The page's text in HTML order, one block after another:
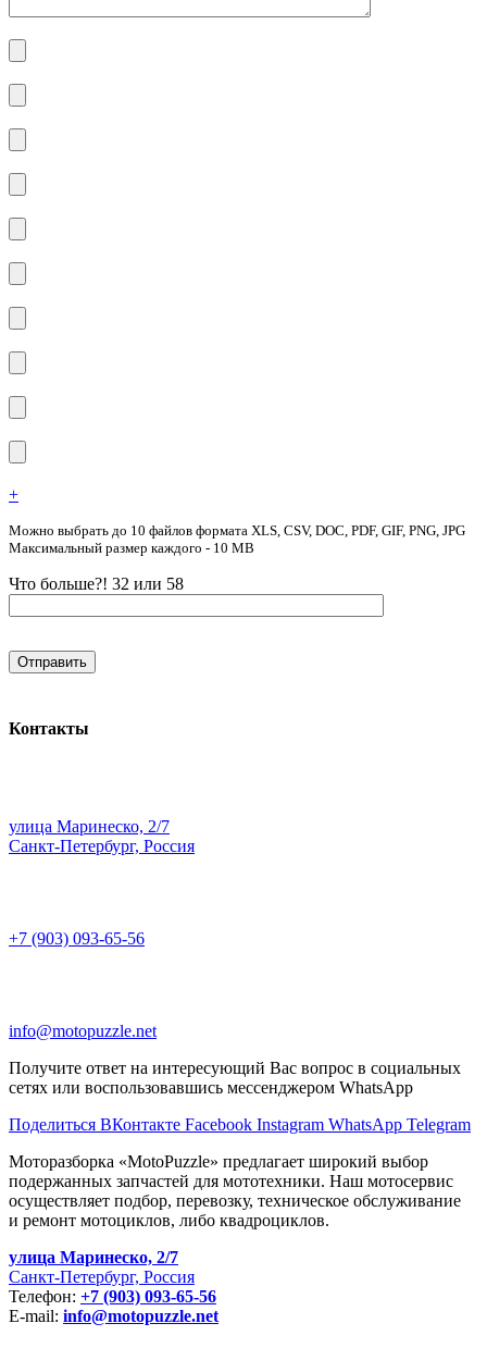
+
Можно выбрать до 10 файлов формата XLS, CSV, DOC, PDF, GIF, PNG, JPG
Максимальный размер каждого - 10 MB
Что больше?! 32 или 58
Контакты
улица Маринеско, 2/7
Санкт-Петербург, Россия
+7 (903) 093-65-56
info@motopuzzle.net
Получите ответ на интересующий Вас вопрос в социальных
сетях или воспользовавшись мессенджером WhatsApp
Поделиться ВКонтакте Facebook Instagram WhatsApp Telegram
Моторазборка «MotoPuzzle» предлагает широкий выбор
подержанных запчастей для мототехники. Наш мотосервис
осуществляет подбор, перевозку, техническое обслуживание
и ремонт мотоциклов, либо квадроциклов.
улица Маринеско, 2/7
Санкт-Петербург, Россия
Телефон: +7 (903) 093-65-56
E-mail: info@motopuzzle.net